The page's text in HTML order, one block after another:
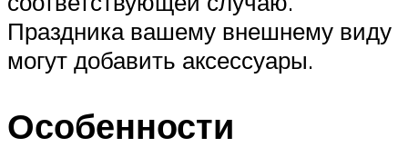
Праздника вашему внешнему виду
могут добавить аксессуары.
Особенности